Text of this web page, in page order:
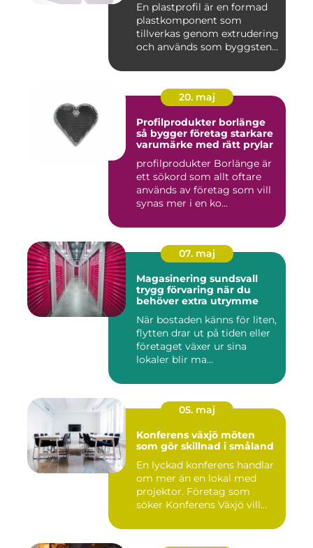
En plastprofil är en formad
plastkomponent som
tillverkas genom extrudering
och används som byggsten...
20. maj
Profilprodukter borlänge
så bygger företag starkare
varumärke med rätt prylar
profilprodukter Borlänge är
ett sökord som allt oftare
används av företag som vill
synas mer i en ko...
07. maj
Magasinering sundsvall
trygg förvaring när du
behöver extra utrymme
När bostaden känns för liten,
flytten drar ut på tiden eller
företaget växer ur sina
lokaler blir ma...
05. maj
Konferens växjö möten
som gör skillnad i småland
En lyckad konferens handlar
om mer än en lokal med
projektor. Företag som
söker Konferens Växjö vill...